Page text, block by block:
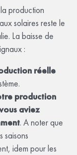
production
solaires reste le
La baisse de
:
réelle
production
aviez
. A noter que
saisons
idem pour les